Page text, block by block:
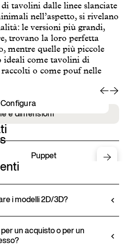
tavolini dalle linee slanciate
nell’aspetto, si rivelano
le versioni più grandi,
trovano la loro perfetta
mentre quelle più piccole
ideali come tavolini di
o come pouf nelle
e dimensioni
Configura
Puppet
i modelli 2D/3D?
il Configuratore 3D.
non solo di visualizzare
un acquisto o per un